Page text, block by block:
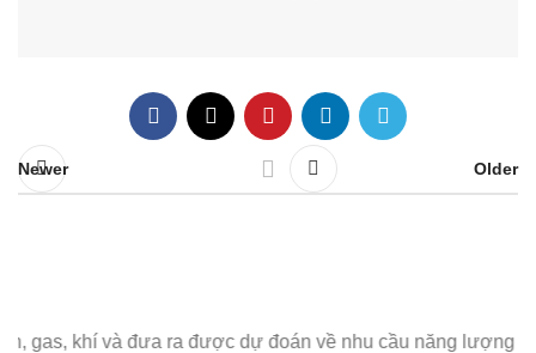
Newer Older
và đưa ra được dự đoán về nhu cầu năng lượng trong